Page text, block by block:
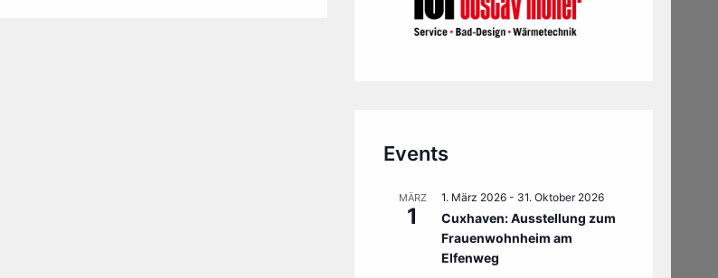
Events
MÄRZ
1
1. März 2026 - 31. Oktober 2026
Cuxhaven: Ausstellung zum
Frauenwohnheim am
Elfenweg